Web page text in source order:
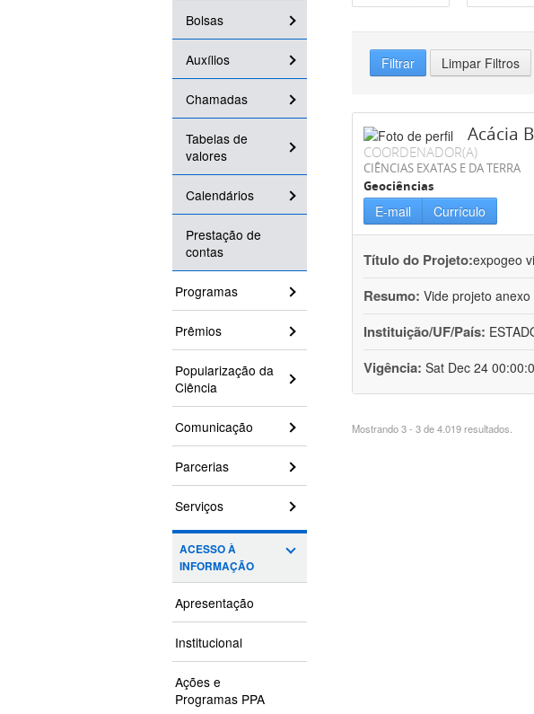
Bolsas
Auxílios
Chamadas
Tabelas de
valores
Calendários
Prestação de
contas
Programas
Prêmios
Popularização da
Ciência
Comunicação
Parcerias
Serviços
ACESSO À
INFORMAÇÃO
Apresentação
Institucional
Ações e
Programas PPA
Filtrar Limpar Filtros
Acácia
COORDENADOR(A)
CIÊNCIAS EXATAS E DA TERRA
Geociências
E-mail Currículo
Título do Projeto:expogeo
Resumo: Vide projeto anexo
Instituição/UF/País:
Vigência: Sat Dec 24
Mostrando 3 - 3 de 4.019 resultados.